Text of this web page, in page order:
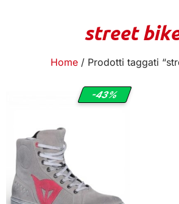
street
Home / Prodotti taggati
-43%